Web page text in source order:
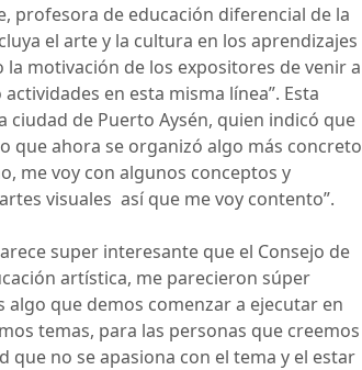
profesora de educación diferencial de la
el arte y la cultura en los aprendizajes
motivación de los expositores de venir a
en esta misma línea”. Esta
ciudad de Puerto Aysén, quien indicó que
que ahora se organizó algo más concreto
me voy con algunos conceptos y
visuales así que me voy contento”.
super interesante que el Consejo de
artística, me parecieron súper
que demos comenzar a ejecutar en
temas, para las personas que creemos
no se apasiona con el tema y el estar